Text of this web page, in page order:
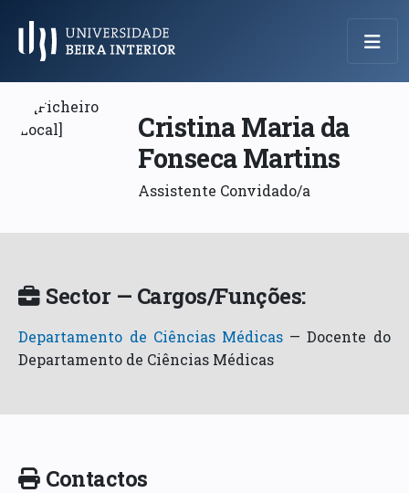
Menu Principal
Cristina Maria da
Fonseca Martins
Assistente Convidado/a
Sector — Cargos/Funções:
Departamento de Ciências Médicas —Docente do
Departamento de Ciências Médicas
Contactos